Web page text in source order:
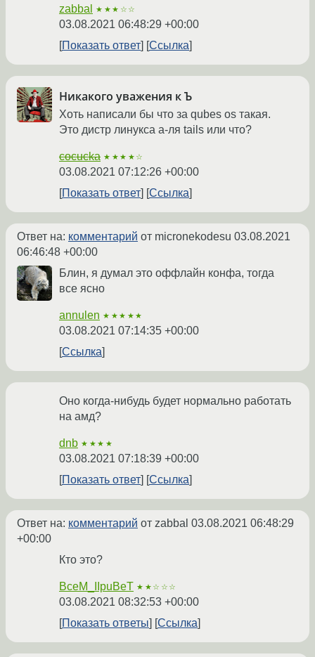
zabbal ★★★☆☆
03.08.2021 06:48:29 +00:00
Показать ответ
Ссылка
Никакого уважения к Ъ
Хоть написали бы что за qubes os такая.
Это дистр линукса а-ля tails или что?
cocucka ★★★★☆
03.08.2021 07:12:26 +00:00
Показать ответ
Ссылка
Ответ на: комментарий от micronekodesu 03.08.2021
06:46:48 +00:00
Блин, я думал это оффлайн конфа, тогда
все ясно
annulen ★★★★★
03.08.2021 07:14:35 +00:00
Ссылка
Оно когда-нибудь будет нормально работать
на амд?
dnb ★★★★
03.08.2021 07:18:39 +00:00
Показать ответ
Ссылка
Ответ на: комментарий от zabbal 03.08.2021 06:48:29
+00:00
Кто это?
BceM_IIpuBeT ★★☆☆☆
03.08.2021 08:32:53 +00:00
Показать ответы
Ссылка